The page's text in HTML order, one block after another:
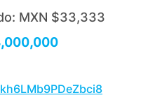
MXN $33,333